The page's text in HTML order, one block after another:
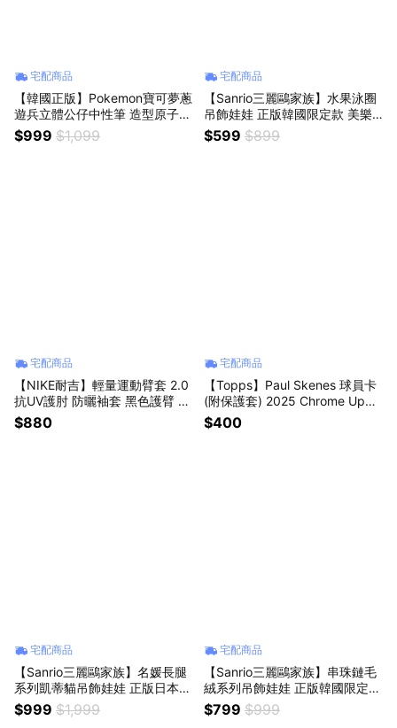
宅配商品
【韓國正版】Pokemon寶可夢蔥
遊兵立體公仔中性筆 造型原子筆
辦公室療癒小物 實用創意文具
桌上筆架 劍盾人氣角色周邊商品
$999 $1,099
宅配商品
【Sanrio三麗鷗家族】水果泳圈
吊飾娃娃 正版韓國限定款 美樂
蒂 大耳狗 庫洛米 帕恰狗 凱蒂貓
hello kitty 布丁狗 包包吊飾 絨毛
$599 $899
宅配商品
【NIKE耐吉】輕量運動臂套 2.0
抗UV護肘 防曬袖套 黑色護臂 籃
球棒球羽球釣魚慢跑夜跑單車重
訓健身適用(N1004268042) 男
$880
宅配商品
【Topps】Paul Skenes 球員卡
(附保護套) 2025 Chrome Upda
te 金屬系列 #ASGC-44 MLB海
盜隊 賽揚獎王牌投手 棒球收藏
$400
宅配商品
【Sanrio三麗鷗家族】名媛長腿
系列凱蒂貓吊飾娃娃 正版日本限
定款 hellokitty包包鑰匙圈 絨毛
公仔 女生朋友送禮 情人節禮物
$999 $1,999
宅配商品
【Sanrio三麗鷗家族】串珠鏈毛
絨系列吊飾娃娃 正版韓國限定款
大耳狗 人魚漢頓帕洽狗酷洛米
凱蒂貓hello kitty 美樂蒂布丁狗
$799 $999